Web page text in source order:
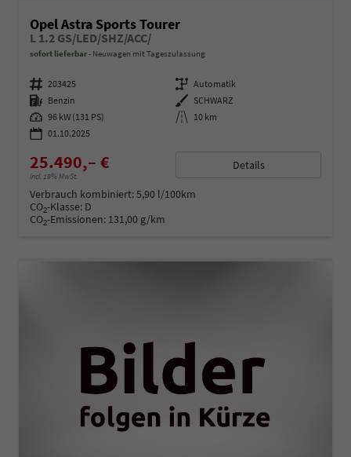
Opel Astra Sports Tourer
L 1.2 GS/LED/SHZ/ACC/
sofort lieferbar Neuwagen mit Tageszulassung
Fahrzeugnummer 203425 Getriebe Automatik
Kraftstoff Benzin Außenfarbe SCHWARZ
Leistung 96 kW (131 PS) Kilometerstand 10 km
01.10.2025
25.490,– €
incl. 19% MwSt.
Details
Verbrauch kombiniert:5,90 l/100km
CO2-Klasse: D
CO2-Emissionen: 131,00 g/km